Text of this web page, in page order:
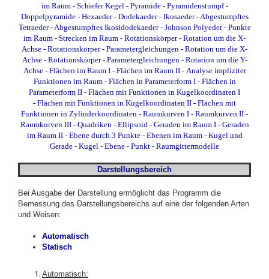
im Raum- Schiefer Kegel - Pyramide- Pyramidenstumpf-
Doppelpyramide- Hexaeder- Dodekaeder- Ikosaeder- Abgestumpftes
Tetraeder- Abgestumpftes Ikosidodekaeder- Johnson Polyeder- Punkte
im Raum - Strecken im Raum - Rotationskörper - Rotation um die X-
Achse - Rotationskörper - Parametergleichungen - Rotation um die X-
Achse- Rotationskörper - Parametergleichungen - Rotation um die Y-
Achse- Flächen im Raum I- Flächen im Raum II- Analyse impliziter
Funktionen im Raum- Flächen in Parameterform I- Flächen in
Parameterform II - Flächen mit Funktionen in Kugelkoordinaten I
- Flächen mit Funktionen in Kugelkoordinaten II - Flächen mit
Funktionen in Zylinderkoordinaten - Raumkurven I - Raumkurven II -
Raumkurven III- Quadriken - Ellipsoid - Geraden im Raum I- Geraden
im Raum II- Ebene durch 3 Punkte- Ebenen im Raum- Kugel und
Gerade - Kugel - Ebene - Punkt - Raumgittermodelle
Darstellungsbereich
Bei Ausgabe der Darstellung ermöglicht das Programm die
Bemessung des Darstellungsbereichs auf eine der folgenden Arten
und Weisen:
Automatisch
Statisch
Automatisch: